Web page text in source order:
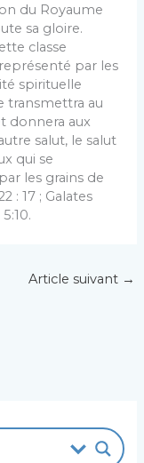
du Royaume
sa gloire.
classe
par les
spirituelle
transmettra au
donnera aux
salut, le salut
qui se
les grains de
: 17 ; Galates
Article suivant →